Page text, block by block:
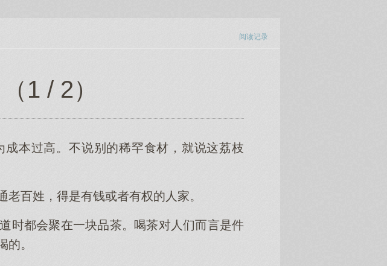
阅读记录
1 / 2）
本过高。不说别的稀罕食材，就说这荔枝
百姓，得是有钱或者有权的人家。
时都会聚在一块品茶。喝茶对人们而言是件
。